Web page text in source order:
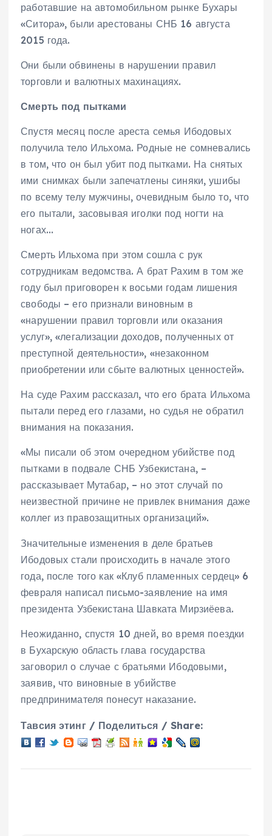
работавшие на автомобильном рынке Бухары
«Ситора», были арестованы СНБ 16 августа
2015 года.
Они были обвинены в нарушении правил
торговли и валютных махинациях.
Смерть под пытками
Спустя месяц после ареста семья Ибодовых
получила тело Ильхома. Родные не сомневались
в том, что он был убит под пытками. На снятых
ими снимках были запечатлены синяки, ушибы
по всему телу мужчины, очевидным было то, что
его пытали, засовывая иголки под ногти на
ногах…
Смерть Ильхома при этом сошла с рук
сотрудникам ведомства. А брат Рахим в том же
году был приговорен к восьми годам лишения
свободы – его признали виновным в
«нарушении правил торговли или оказания
услуг», «легализации доходов, полученных от
преступной деятельности», «незаконном
приобретении или сбыте валютных ценностей».
На суде Рахим рассказал, что его брата Ильхома
пытали перед его глазами, но судья не обратил
внимания на показания.
«Мы писали об этом очередном убийстве под
пытками в подвале СНБ Узбекистана, –
рассказывает Мутабар, – но этот случай по
неизвестной причине не привлек внимания даже
коллег из правозащитных организаций».
Значительные изменения в деле братьев
Ибодовых стали происходить в начале этого
года, после того как «Клуб пламенных сердец» 6
февраля написал письмо-заявление на имя
президента Узбекистана Шавката Мирзиёева.
Неожиданно, спустя 10 дней, во время поездки
в Бухарскую область глава государства
заговорил о случае с братьями Ибодовыми,
заявив, что виновные в убийстве
предпринимателя понесут наказание.
Тавсия этинг / Поделиться / Share: